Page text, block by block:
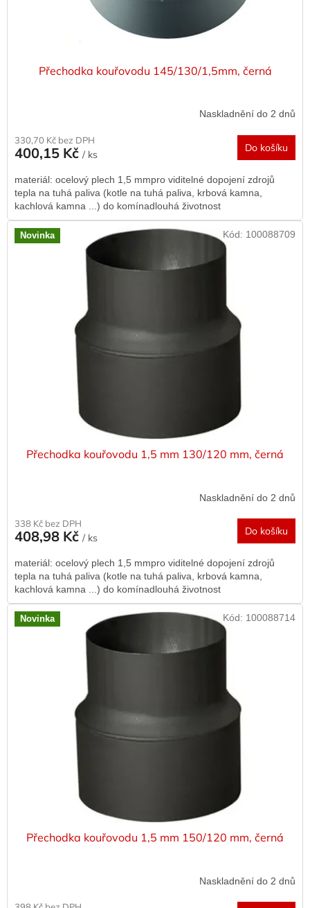
Přechodka kouřovodu 145/130/1,5mm, černá
Naskladnění do 2 dnů
330,70 Kč bez DPH
400,15 Kč / ks
Do košíku
materiál: ocelový plech 1,5 mmpro viditelné dopojení zdrojů
tepla na tuhá paliva (kotle na tuhá paliva, krbová kamna,
kachlová kamna ...) do komínadlouhá životnost
Novinka
Přechodka kouřovodu 1,5 mm 130/120 mm, černá
Naskladnění do 2 dnů
338 Kč bez DPH
408,98 Kč / ks
Do košíku
materiál: ocelový plech 1,5 mmpro viditelné dopojení zdrojů
tepla na tuhá paliva (kotle na tuhá paliva, krbová kamna,
kachlová kamna ...) do komínadlouhá životnost
Kód: 100088709
Novinka
Přechodka kouřovodu 1,5 mm 150/120 mm, černá
Naskladnění do 2 dnů
Kód: 100088714